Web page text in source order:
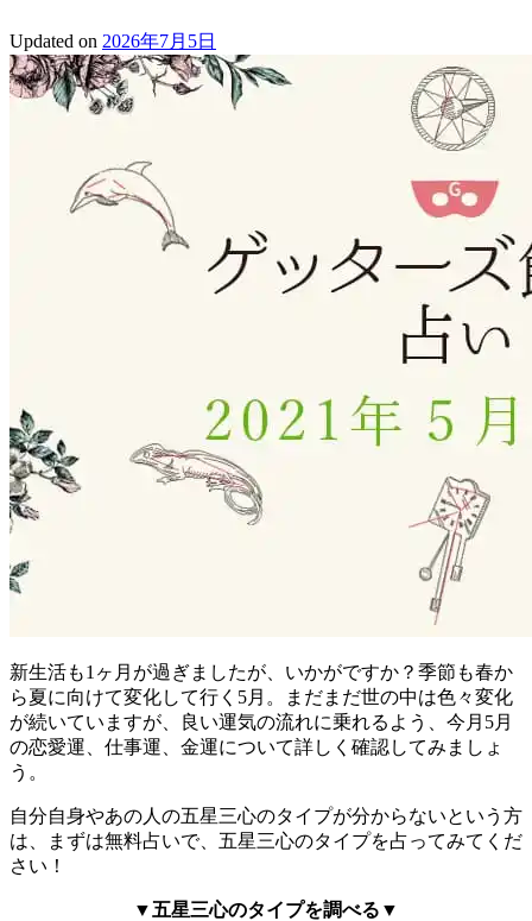
Updated on 2026年7月5日
新生活も1ヶ月が過ぎましたが、いかがですか？季節も春か
ら夏に向けて変化して行く5月。まだまだ世の中は色々変化
が続いていますが、良い運気の流れに乗れるよう、今月5月
の恋愛運、仕事運、金運について詳しく確認してみましょ
う。
自分自身やあの人の五星三心のタイプが分からないという方
は、まずは無料占いで、五星三心のタイプを占ってみてくだ
さい！
▼五星三心のタイプを調べる▼